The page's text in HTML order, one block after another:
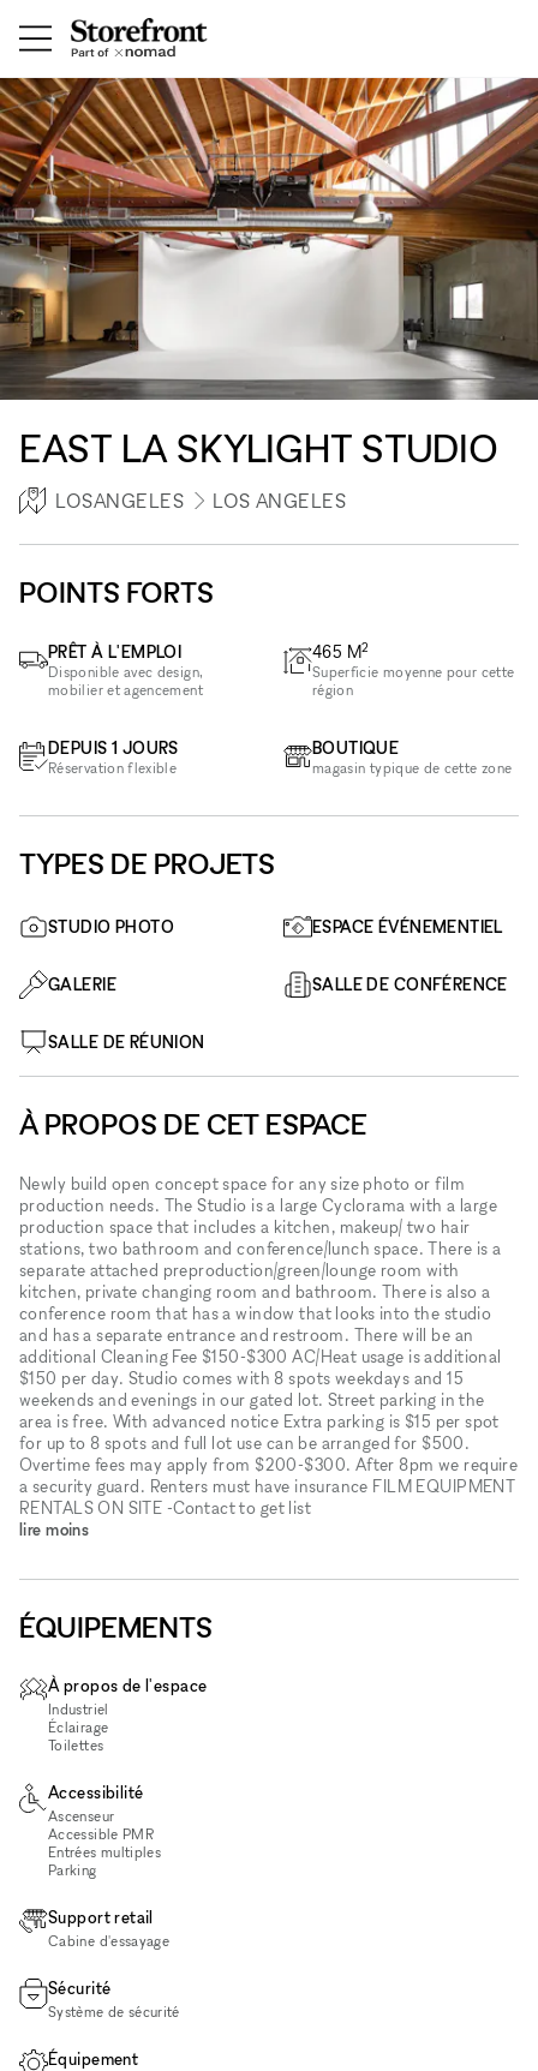
EAST LA SKYLIGHT STUDIO
LOSANGELES LOS ANGELES
POINTS FORTS
PRÊT À L'EMPLOI
Disponible avec design,
mobilier et agencement
DEPUIS 1 JOURS
Réservation flexible
465 M2
Superficie moyenne pour cette
région
BOUTIQUE
magasin typique de cette zone
TYPES DE PROJETS
STUDIO PHOTO ESPACE ÉVÉNEMENTIEL
GALERIE SALLE DE CONFÉRENCE
SALLE DE RÉUNION
À PROPOS DE CET ESPACE
Newly build open concept space for any size photo or film
production needs. The Studio is a large Cyclorama with a large
production space that includes a kitchen, makeup/ two hair
stations, two bathroom and conference/lunch space. There is a
separate attached preproduction/green/lounge room with
kitchen, private changing room and bathroom. There is also a
conference room that has a window that looks into the studio
and has a separate entrance and restroom. There will be an
additional Cleaning Fee $150-$300 AC/Heat usage is additional
$150 per day. Studio comes with 8 spots weekdays and 15
weekends and evenings in our gated lot. Street parking in the
area is free. With advanced notice Extra parking is $15 per spot
for up to 8 spots and full lot use can be arranged for $500.
Overtime fees may apply from $200-$300. After 8pm we require
a security guard. Renters must have insurance FILM EQUIPMENT
RENTALS ON SITE -Contact to get list
lire moins
ÉQUIPEMENTS
À propos de l'espace
Industriel
Éclairage
Toilettes
Accessibilité
Ascenseur
Accessible PMR
Entrées multiples
Parking
Support retail
Cabine d'essayage
Sécurité
Système de sécurité
Équipement